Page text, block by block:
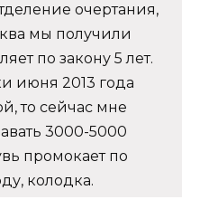
очертания,
мы получили
по закону 5 лет.
июня 2013 года
то сейчас мне
3000-5000
промокает по
колодка.